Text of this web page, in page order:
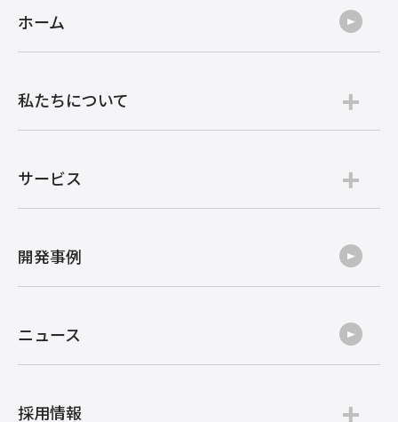
ホーム
私たちについて
サービス
開発事例
ニュース
採用情報